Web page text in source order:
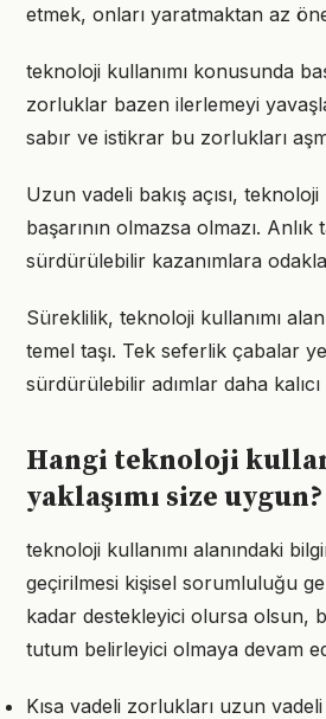
etmek, onları yaratmaktan az
teknoloji kullanımı konusunda
zorluklar bazen ilerlemeyi
sabır ve istikrar bu zorlukları
Uzun vadeli bakış açısı, teknoloji
başarının olmazsa olmazı. Anlık
sürdürülebilir kazanımlara
Süreklilik, teknoloji kullanımı
temel taşı. Tek seferlik çabalar
sürdürülebilir adımlar daha
Hangi teknoloji
yaklaşımı size uygun?
teknoloji kullanımı alanındaki
geçirilmesi kişisel sorumluluğu
kadar destekleyici olursa olsun,
tutum belirleyici olmaya devam
Kısa vadeli zorlukları uzun